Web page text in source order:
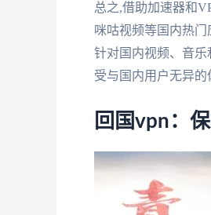
总之,借助加速器和
咪咕视频等国内热
针对国内视频、音
受与国内用户无异的
回国vpn：